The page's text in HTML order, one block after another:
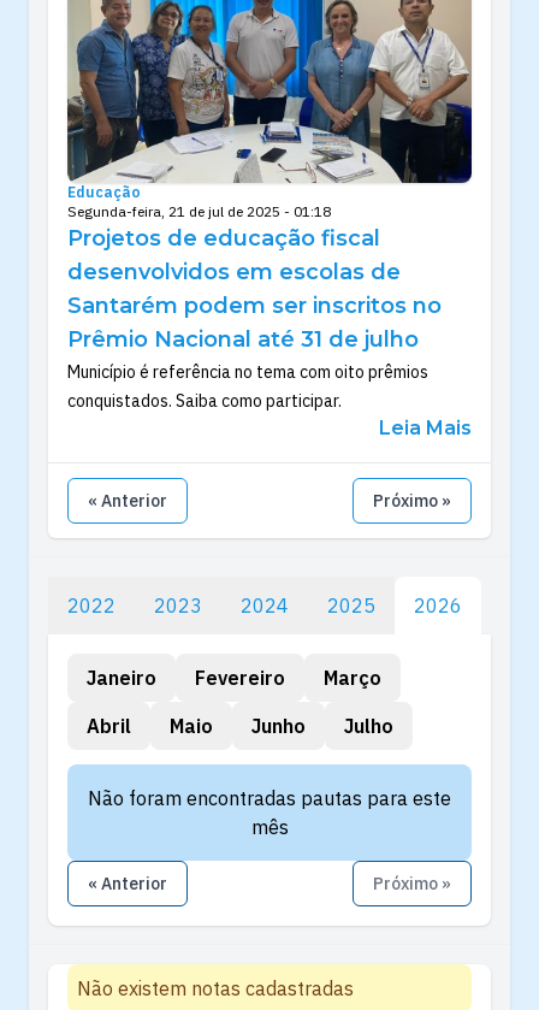
Educação
Segunda-feira, 21 de jul de 2025 - 01:18
Projetos de educação fiscal
desenvolvidos em escolas de
Santarém podem ser inscritos no
Prêmio Nacional até 31 de julho
Município é referência no tema com oito prêmios
conquistados. Saiba como participar.
Leia Mais
« Anterior Próximo »
2022 2023 2024 2025 2026
Janeiro Fevereiro
Março
Abril
Maio Junho Julho
Não foram encontradas pautas para este
mês
« Anterior Próximo »
Não existem notas cadastradas